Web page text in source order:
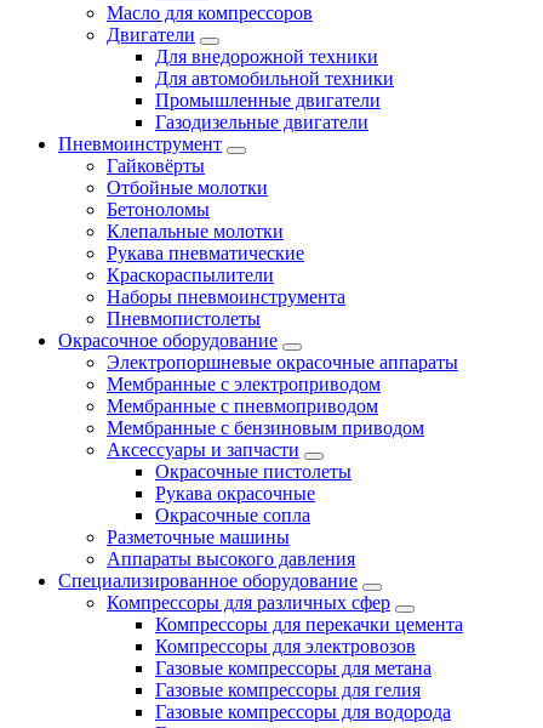
Масло для компрессоров
Двигатели
Для внедорожной техники
Для автомобильной техники
Промышленные двигатели
Газодизельные двигатели
Пневмоинструмент
Гайковёрты
Отбойные молотки
Бетоноломы
Клепальные молотки
Рукава пневматические
Краскораспылители
Наборы пневмоинструмента
Пневмопистолеты
Окрасочное оборудование
Электропоршневые окрасочные аппараты
Мембранные с электроприводом
Мембранные с пневмоприводом
Мембранные с бензиновым приводом
Аксессуары и запчасти
Окрасочные пистолеты
Рукава окрасочные
Окрасочные сопла
Разметочные машины
Аппараты высокого давления
Специализированное оборудование
Компрессоры для различных сфер
Компрессоры для перекачки цемента
Компрессоры для электровозов
Газовые компрессоры для метана
Газовые компрессоры для гелия
Газовые компрессоры для водорода